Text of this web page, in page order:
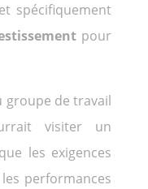
et spécifiquement
pour
groupe de travail
visiter un
les exigences
performances